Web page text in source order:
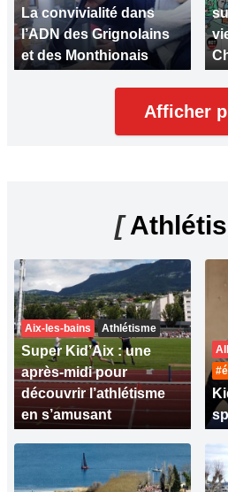
La convivialité dans
l’ADN des Grignolains
et des Monthionais
Afficher
[
Aix-les-bains Athlétisme
Super Kid’Aix : une
après-midi pour
découvrir l’athlétisme
en s’amusant